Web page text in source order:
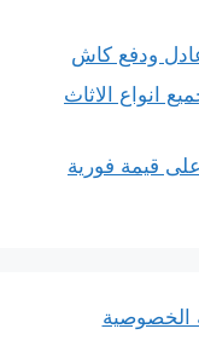
ودفع كاش
انواع الاثاث
قيمة فورية
الخصوصية